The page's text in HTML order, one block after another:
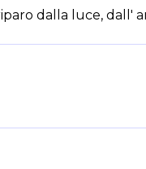
dalla luce, dall'